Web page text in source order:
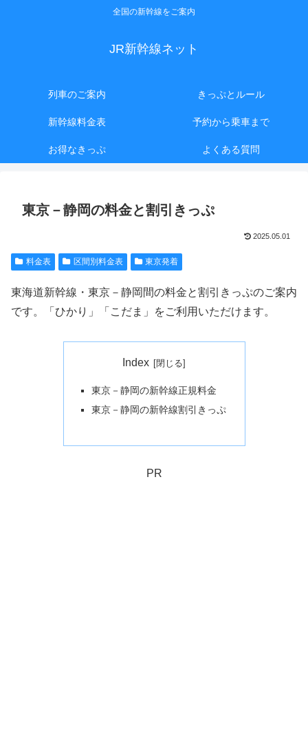
全国の新幹線をご案内
JR新幹線ネット
列車のご案内 きっぷとルール
新幹線料金表 予約から乗車まで
お得なきっぷ よくある質問
東京－静岡の料金と割引きっぷ
2025.05.01
料金表 区間別料金表 東京発着
東海道新幹線・東京－静岡間の料金と割引きっぷのご案内
です。「ひかり」「こだま」をご利用いただけます。
Index
東京－静岡の新幹線正規料金
東京－静岡の新幹線割引きっぷ
PR